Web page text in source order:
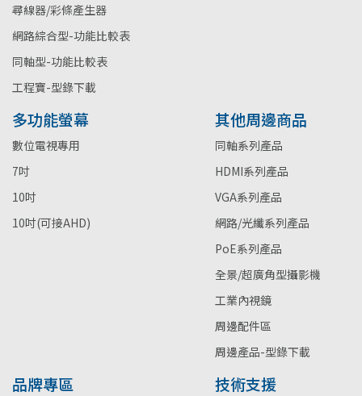
尋線器/彩條產生器
網路綜合型-功能比較表
同軸型-功能比較表
工程寶-型錄下載
多功能螢幕
數位電視專用
7吋
10吋
10吋(可接AHD)
其他周邊商品
同軸系列產品
HDMI系列產品
VGA系列產品
網路/光纖系列產品
PoE系列產品
全景/超廣角型攝影機
工業內視鏡
周邊配件區
周邊產品-型錄下載
品牌專區 技術支援